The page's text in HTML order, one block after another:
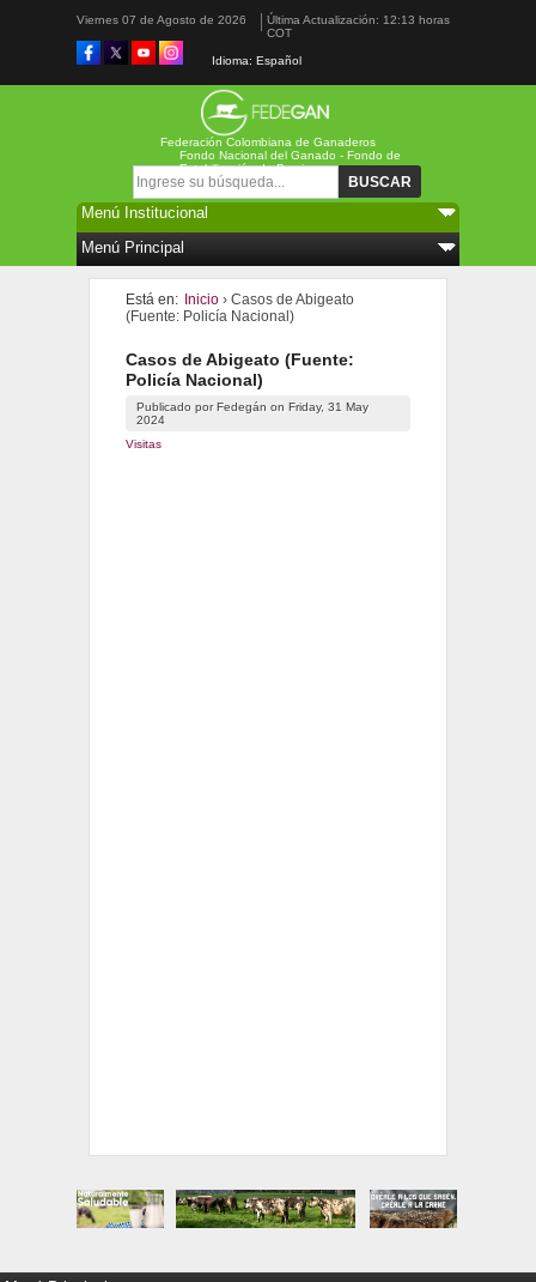
Viernes 07 de Agosto de 2026
Última Actualización: 12:13 horas
COT
Idioma: Español
Federación Colombiana de Ganaderos
Formulario de búsqueda
Fondo Nacional del Ganado - Fondo de
Estabilización de Precios
Está en: Inicio› Casos de Abigeato
(Fuente: Policía Nacional)
Casos de Abigeato (Fuente:
Policía Nacional)
Publicado por Fedegán on Friday, 31 May
2024
Visitas